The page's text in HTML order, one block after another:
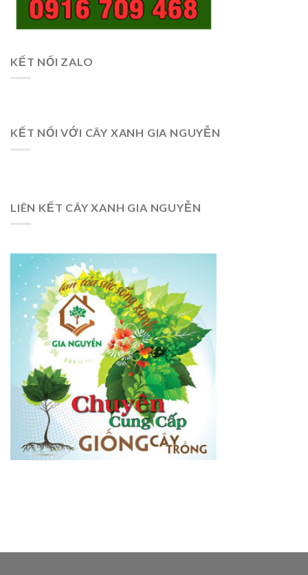
KẾT NỐI ZALO
KẾT NỐI VỚI CÂY XANH GIA NGUYỄN
LIÊN KẾT CÂY XANH GIA NGUYỄN